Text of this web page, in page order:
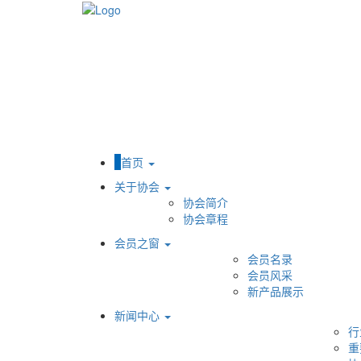
首页
关于协会
协会简介
协会章程
会员之窗
会员名录
会员风采
新产品展示
新闻中心